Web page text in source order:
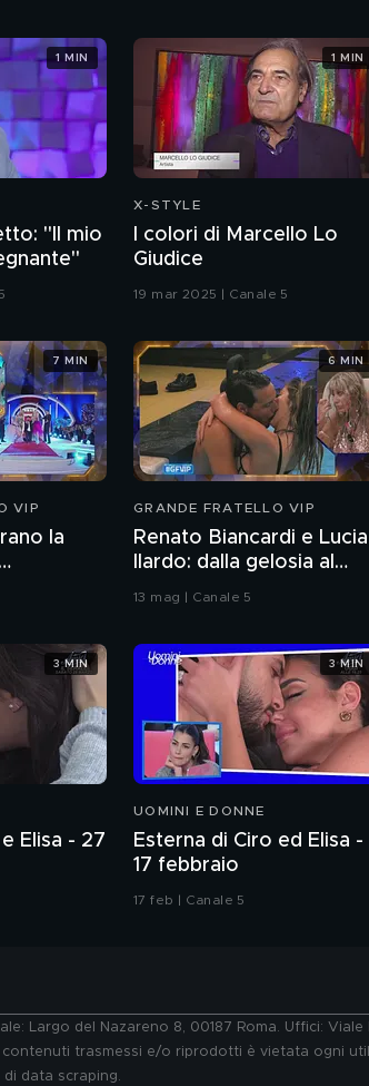
"Il mio
1 MIN
X-STYLE
I colori di Marcello Lo
Giudice
19 mar 2025 | Canale 5
1 MIN
VIP
la
7 MIN
GRANDE FRATELLO VIP
Renato Biancardi e Lucia
Ilardo: dalla gelosia al
13 mag | Canale 5
6 MIN
Elisa - 27
3 MIN
UOMINI E DONNE
Esterna di Ciro ed Elisa -
17 febbraio
17 feb | Canale 5
3 MIN
Largo del Nazareno 8, 00187 Roma. Uffici:
trasmessi e/o riprodotti è vietata ogni
data scraping.